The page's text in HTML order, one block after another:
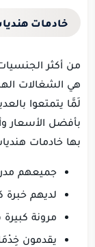
خادمات
من أكثر
هي الشغالات
لَمَّا يتمتعوا
بأفضل الأسعار
بها خادمات
جميعهم
لديهم خبرة
مرونة
يقدمون